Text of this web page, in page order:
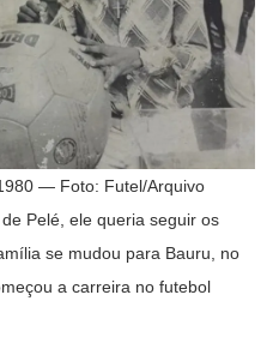
— Foto: Futel/Arquivo
Pelé, ele queria seguir os
se mudou para Bauru, no
a carreira no futebol